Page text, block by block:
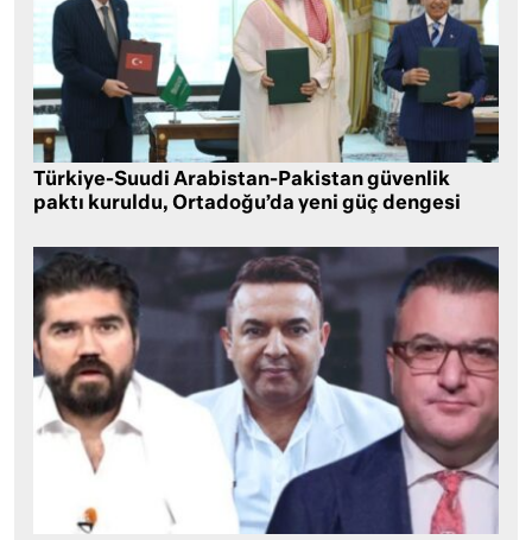
Türkiye-Suudi Arabistan-Pakistan güvenlik
paktı kuruldu, Ortadoğu’da yeni güç dengesi